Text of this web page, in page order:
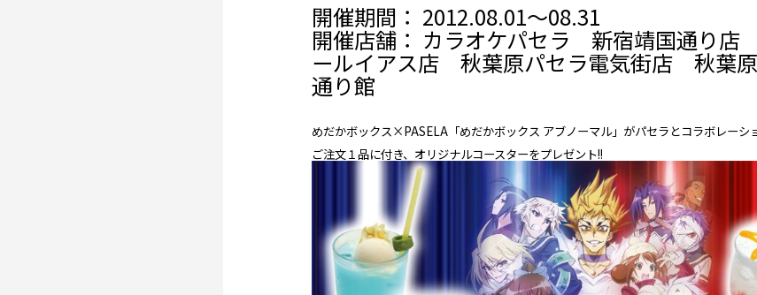
開催期間： 2012.08.01～08.31
開催店舗： カラオケパセラ 新宿靖国通り
ールイアス店 秋葉原パセラ電気街店 秋葉
通り館
めだかボックス×PASELA「めだかボックス アブノーマル」がパセラとコラボレーシ
ご注文１品に付き、オリジナルコースターをプレゼント!!